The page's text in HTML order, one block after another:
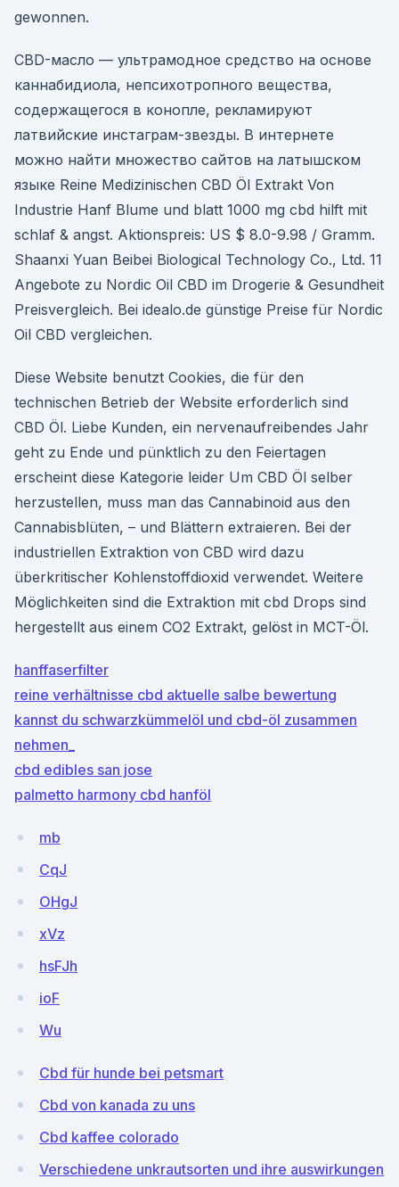
gewonnen.
CBD-масло — ультрамодное средство на основе
каннабидиола, непсихотропного вещества,
содержащегося в конопле, рекламируют
латвийские инстаграм-звезды. В интернете
можно найти множество сайтов на латышском
языке Reine Medizinischen CBD Öl Extrakt Von
Industrie Hanf Blume und blatt 1000 mg cbd hilft mit
schlaf & angst. Aktionspreis: US $ 8.0-9.98 / Gramm.
Shaanxi Yuan Beibei Biological Technology Co., Ltd. 11
Angebote zu Nordic Oil CBD im Drogerie & Gesundheit
Preisvergleich. Bei idealo.de günstige Preise für Nordic
Oil CBD vergleichen.
Diese Website benutzt Cookies, die für den
technischen Betrieb der Website erforderlich sind
CBD Öl. Liebe Kunden, ein nervenaufreibendes Jahr
geht zu Ende und pünktlich zu den Feiertagen
erscheint diese Kategorie leider Um CBD Öl selber
herzustellen, muss man das Cannabinoid aus den
Cannabisblüten, – und Blättern extraieren. Bei der
industriellen Extraktion von CBD wird dazu
überkritischer Kohlenstoffdioxid verwendet. Weitere
Möglichkeiten sind die Extraktion mit cbd Drops sind
hergestellt aus einem CO2 Extrakt, gelöst in MCT-Öl.
hanffaserfilter
reine verhältnisse cbd aktuelle salbe bewertung
kannst du schwarzkümmelöl und cbd-öl zusammen
nehmen_
cbd edibles san jose
palmetto harmony cbd hanföl
mb
CqJ
OHgJ
xVz
hsFJh
ioF
Wu
Cbd für hunde bei petsmart
Cbd von kanada zu uns
Cbd kaffee colorado
Verschiedene unkrautsorten und ihre auswirkungen